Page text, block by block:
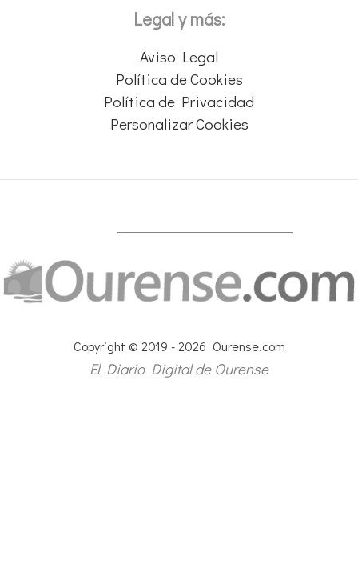
Legal y más:
Aviso Legal
Política de Cookies
Política de Privacidad
Personalizar Cookies
Copyright © 2019 - 2026 Ourense.com
El Diario Digital de Ourense